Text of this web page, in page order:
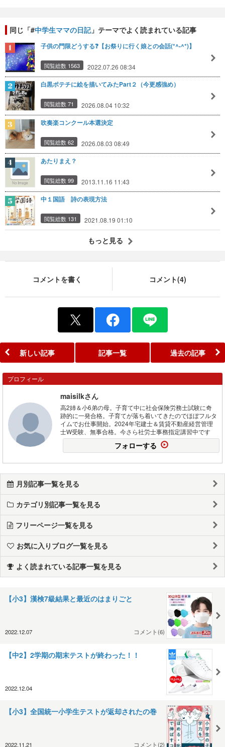
同じ「#中学生ママの日記」テーマでよく読まれている記事
子供の門限どうする❓【お祭りに行く娘との会話(*^-^*)】
閲覧総数 1563 2022.07.26 08:34
白黒ポテチに絵を描いてみたPart２（今更感強め）
閲覧総数 71 2026.08.04 10:32
吹奏楽コンクール本選決定
閲覧総数 62 2026.08.03 08:49
あたりまえ？
閲覧総数 99 2013.11.16 11:43
中１国語 詩の表現方法
閲覧総数 131 2021.08.19 01:10
もっと見る
コメントを書く コメント(4)
新しい記事 記事一覧 過去の記事
プロフィール
maisilkさん
高2姉＆小6弟の母。子育て中に社会保険労務士試験に奇
跡的に一発合格。子育てが落ち着いてきたのでほぼフルタ
イムでお仕事開始。2024年宅建士＆賃貸不動産経営管理
士W受験、無事合格。今さら社労士事務指定講習中です
フォローする
月別記事一覧を見る
カテゴリ別記事一覧を見る
フリーページ一覧を見る
お気に入りブログ一覧を見る
よく読まれている記事一覧を見る
【小3】漢検7級結果と最近のはまりごと
2022.12.07 コメント(6)
【中2】2学期の期末テストが終わった！！
2022.12.04
【小3】全国統一小学生テストが返却されたの巻
2022.11.21 コメント(2)